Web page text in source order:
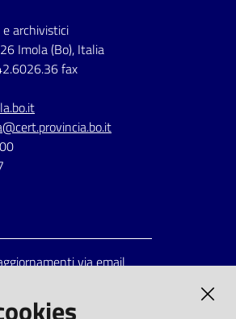
archivistici
Imola (Bo), Italia
fax
via email